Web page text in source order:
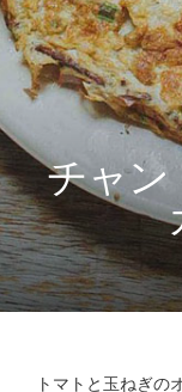
チャン
トマトと玉ねぎの